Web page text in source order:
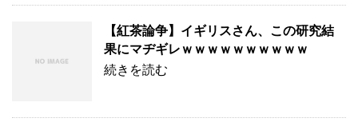
【紅茶論争】イギリスさん、この研究結
果にマヂギレｗｗｗｗｗｗｗｗｗｗ
続きを読む